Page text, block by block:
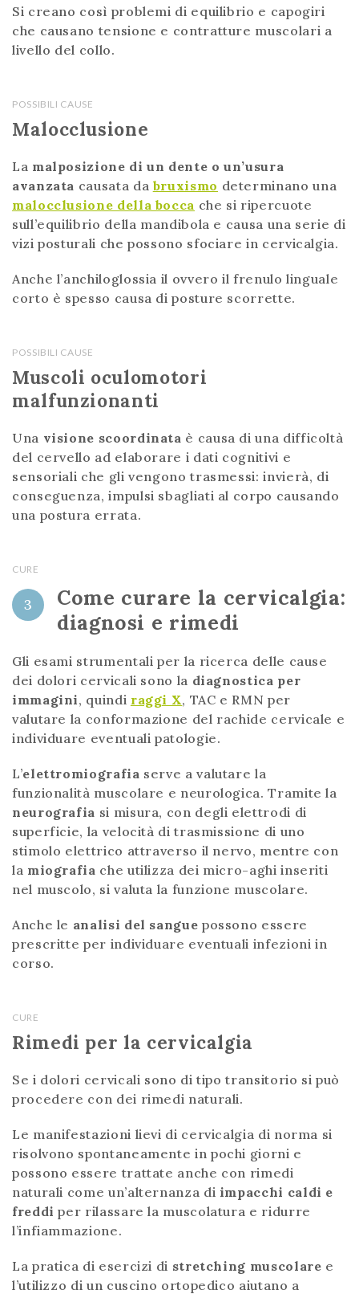
Si creano così problemi di equilibrio e capogiri
che causano tensione e contratture muscolari a
livello del collo.
POSSIBILI CAUSE
Malocclusione
La malposizione di un dente o un’usura
avanzata causata da bruxismo determinano una
malocclusione della bocca che si ripercuote
sull’equilibrio della mandibola e causa una serie di
vizi posturali che possono sfociare in cervicalgia.
Anche l’anchiloglossia il ovvero il frenulo linguale
corto è spesso causa di posture scorrette.
POSSIBILI CAUSE
Muscoli oculomotori
malfunzionanti
Una visione scoordinata è causa di una difficoltà
del cervello ad elaborare i dati cognitivi e
sensoriali che gli vengono trasmessi: invierà, di
conseguenza, impulsi sbagliati al corpo causando
una postura errata.
CURE
3
Come curare la cervicalgia:
diagnosi e rimedi
Gli esami strumentali per la ricerca delle cause
dei dolori cervicali sono la diagnostica per
immagini, quindi raggi X, TAC e RMN per
valutare la conformazione del rachide cervicale e
individuare eventuali patologie.
L’elettromiografia serve a valutare la
funzionalità muscolare e neurologica. Tramite la
neurografia si misura, con degli elettrodi di
superficie, la velocità di trasmissione di uno
stimolo elettrico attraverso il nervo, mentre con
la miografia che utilizza dei micro-aghi inseriti
nel muscolo, si valuta la funzione muscolare.
Anche le analisi del sangue possono essere
prescritte per individuare eventuali infezioni in
corso.
CURE
Rimedi per la cervicalgia
Se i dolori cervicali sono di tipo transitorio si può
procedere con dei rimedi naturali.
Le manifestazioni lievi di cervicalgia di norma si
risolvono spontaneamente in pochi giorni e
possono essere trattate anche con rimedi
naturali come un’alternanza di impacchi caldi e
freddi per rilassare la muscolatura e ridurre
l’infiammazione.
La pratica di esercizi di stretching muscolare e
l’utilizzo di un cuscino ortopedico aiutano a